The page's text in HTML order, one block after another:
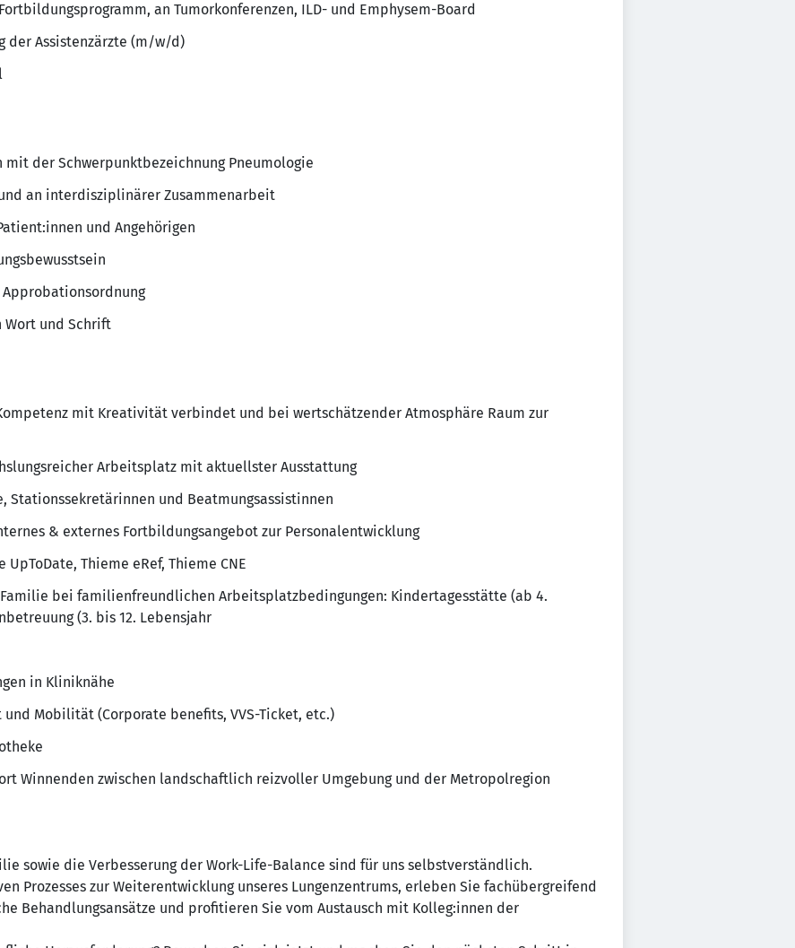
an Tumorkonferenzen, ILD- und Emphysem-Board
der Assistenzärzte (m/w/d)
der Schwerpunktbezeichnung Pneumologie
an interdisziplinärer Zusammenarbeit
und Angehörigen
Wort und Schrift
mit Kreativität verbindet und bei wertschätzender Atmosphäre Raum zur
Arbeitsplatz mit aktuellster Ausstattung
Stationssekretärinnen und Beatmungsassistinnen
& externes Fortbildungsangebot zur Personalentwicklung
Thieme eRef, Thieme CNE
bei familienfreundlichen Arbeitsplatzbedingungen: Kindertagesstätte (ab 4.
(3. bis 12. Lebensjahr
in Kliniknähe
Mobilität (Corporate benefits, VVS-Ticket, etc.)
Winnenden zwischen landschaftlich reizvoller Umgebung und der Metropolregion
sowie die Verbesserung der Work-Life-Balance sind für uns selbstverständlich.
Prozesses zur Weiterentwicklung unseres Lungenzentrums, erleben Sie fachübergreifend
Behandlungsansätze und profitieren Sie vom Austausch mit Kolleg:innen der